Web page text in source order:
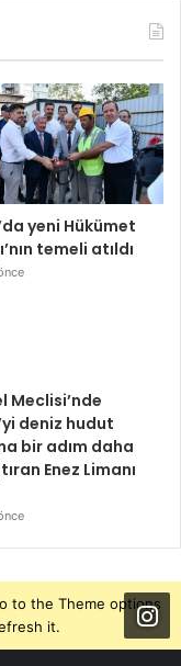
yeni Hükümet
temeli atıldı
Meclisi’nde
deniz hudut
bir adım daha
Enez Limanı
to the Theme options
it.